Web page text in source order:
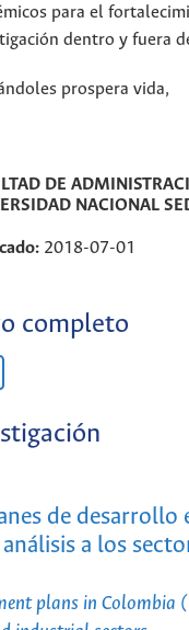
para el
dentro y fuera
prospera vida,
DE
NACIONAL
2018-07-01
completo
de desarrollo
a los
plans in